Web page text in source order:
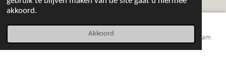
akkoord.
Akkoord
contactformulier of
Telefoonnummer Instagram